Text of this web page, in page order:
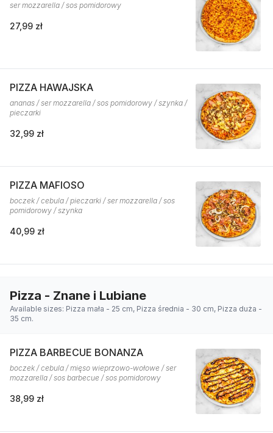
ser mozzarella / sos pomidorowy
27,99 zł
PIZZA HAWAJSKA
ananas / ser mozzarella / sos pomidorowy / szynka /
pieczarki
32,99 zł
PIZZA MAFIOSO
boczek / cebula / pieczarki / ser mozzarella / sos
pomidorowy / szynka
40,99 zł
Pizza - Znane i Lubiane
Available sizes: Pizza mała - 25 cm, Pizza średnia - 30 cm, Pizza duża -
35 cm.
PIZZA BARBECUE BONANZA
boczek / cebula / mięso wieprzowo-wołowe / ser
mozzarella / sos barbecue / sos pomidorowy
38,99 zł